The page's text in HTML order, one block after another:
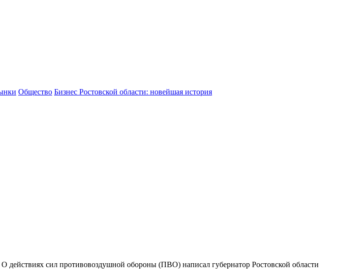
Общество Бизнес Ростовской области: новейшая история
сил противовоздушной обороны (ПВО) написал губернатор Ростовской области